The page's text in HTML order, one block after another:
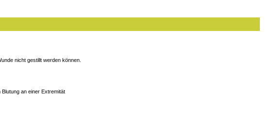
nicht gestillt werden können.
an einer Extremität